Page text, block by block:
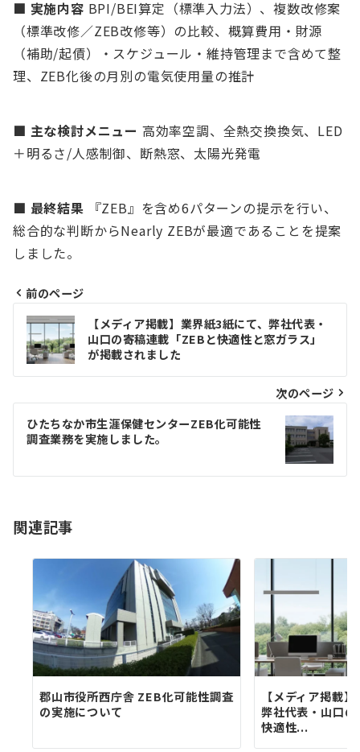
■ 実施内容 BPI/BEI算定（標準入力法）、複数改修案
（標準改修／ZEB改修等）の比較、概算費用・財源
（補助/起債）・スケジュール・維持管理まで含めて整
理、ZEB化後の月別の電気使用量の推計
■ 主な検討メニュー 高効率空調、全熱交換換気、LED
＋明るさ/人感制御、断熱窓、太陽光発電
■ 最終結果 『ZEB』を含め6パターンの提示を行い、
総合的な判断からNearly ZEBが最適であることを提案
しました。
投
稿
ナ
ビ
ゲ
ー
シ
ン
前のページ
【メディア掲載】業界紙3紙にて、弊社代表・
山口の寄稿連載「ZEBと快適性と窓ガラス」
が掲載されました
次のページ
ひたちなか市生涯保健センターZEB化可能性
調査業務を実施しました。
関連記事
郡山市役所西庁舎 ZEB化可能性調査
の実施について
【メディア掲載
弊社代表・山口
快適性...